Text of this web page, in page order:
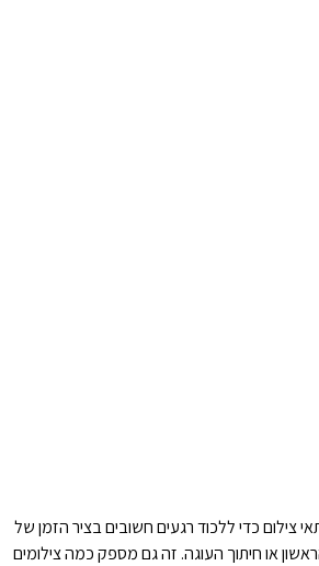
צילום כדי ללכוד רגעים חשובים בציר הזמן של
או חיתוך העוגה. זה גם מספק כמה צילומים